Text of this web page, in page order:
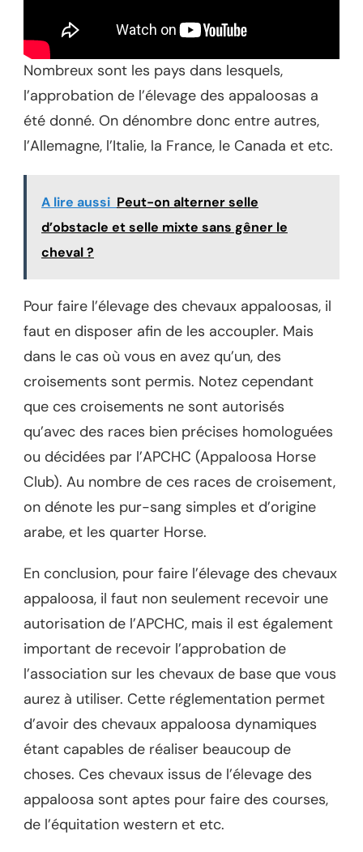
Nombreux sont les pays dans lesquels,
l’approbation de l’élevage des appaloosas a
été donné. On dénombre donc entre autres,
l’Allemagne, l’Italie, la France, le Canada et etc.
A lire aussi Peut-on alterner selle
d’obstacle et selle mixte sans gêner le
cheval ?
Pour faire l’élevage des chevaux appaloosas, il
faut en disposer afin de les accoupler. Mais
dans le cas où vous en avez qu’un, des
croisements sont permis. Notez cependant
que ces croisements ne sont autorisés
qu’avec des races bien précises homologuées
ou décidées par l’APCHC (Appaloosa Horse
Club). Au nombre de ces races de croisement,
on dénote les pur-sang simples et d’origine
arabe, et les quarter Horse.
En conclusion, pour faire l’élevage des chevaux
appaloosa, il faut non seulement recevoir une
autorisation de l’APCHC, mais il est également
important de recevoir l’approbation de
l’association sur les chevaux de base que vous
aurez à utiliser. Cette réglementation permet
d’avoir des chevaux appaloosa dynamiques
étant capables de réaliser beaucoup de
choses. Ces chevaux issus de l’élevage des
appaloosa sont aptes pour faire des courses,
de l’équitation western et etc.